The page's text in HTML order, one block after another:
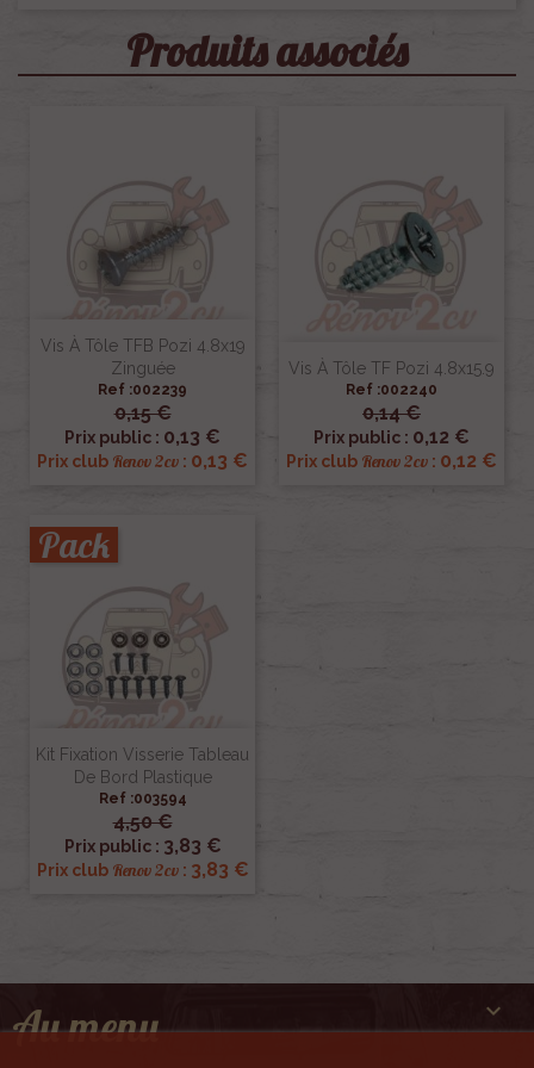
Produits associés
Vis À Tôle TFB Pozi 4.8x19
Zinguée
Ref :002239
0,15 €
Prix public : 0,13 €
Prix club Renov 2cv : 0,13 €
Vis À Tôle TF Pozi 4.8x15.9
Ref :002240
0,14 €
Prix public : 0,12 €
Prix club Renov 2cv : 0,12 €
Kit Fixation Visserie Tableau
De Bord Plastique
Ref :003594
4,50 €
Prix public : 3,83 €
Prix club Renov 2cv: 3,83 €
Pack
Au menu 